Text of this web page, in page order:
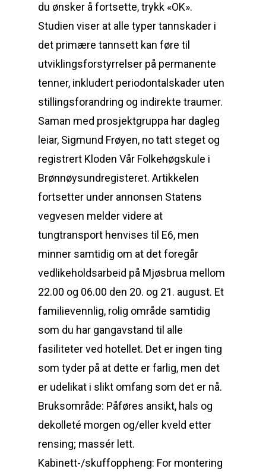
du ønsker å fortsette, trykk «OK».
Studien viser at alle typer tannskader i
det primære tannsett kan føre til
utviklingsforstyrrelser på permanente
tenner, inkludert periodontalskader uten
stillingsforandring og indirekte traumer.
Saman med prosjektgruppa har dagleg
leiar, Sigmund Frøyen, no tatt steget og
registrert Kloden Vår Folkehøgskule i
Brønnøysundregisteret. Artikkelen
fortsetter under annonsen Statens
vegvesen melder videre at
tungtransport henvises til E6, men
minner samtidig om at det foregår
vedlikeholdsarbeid på Mjøsbrua mellom
22.00 og 06.00 den 20. og 21. august. Et
familievennlig, rolig område samtidig
som du har gangavstand til alle
fasiliteter ved hotellet. Det er ingen ting
som tyder på at dette er farlig, men det
er udelikat i slikt omfang som det er nå.
Bruksområde: Påføres ansikt, hals og
dekolleté morgen og/eller kveld etter
rensing; massér lett.
Kabinett-/skuffoppheng: For montering